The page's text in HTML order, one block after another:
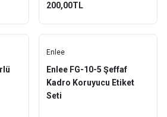
200,00TL
Enlee
Enlee FG-10-5 Şeffaf
Kadro Koruyucu Etiket
Seti